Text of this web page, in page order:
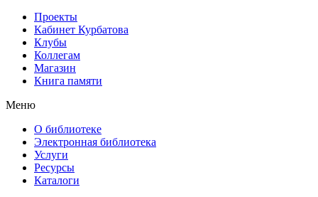
Проекты
Кабинет Курбатова
Клубы
Коллегам
Магазин
Книга памяти
Меню
О библиотеке
Электронная библиотека
Услуги
Ресурсы
Каталоги